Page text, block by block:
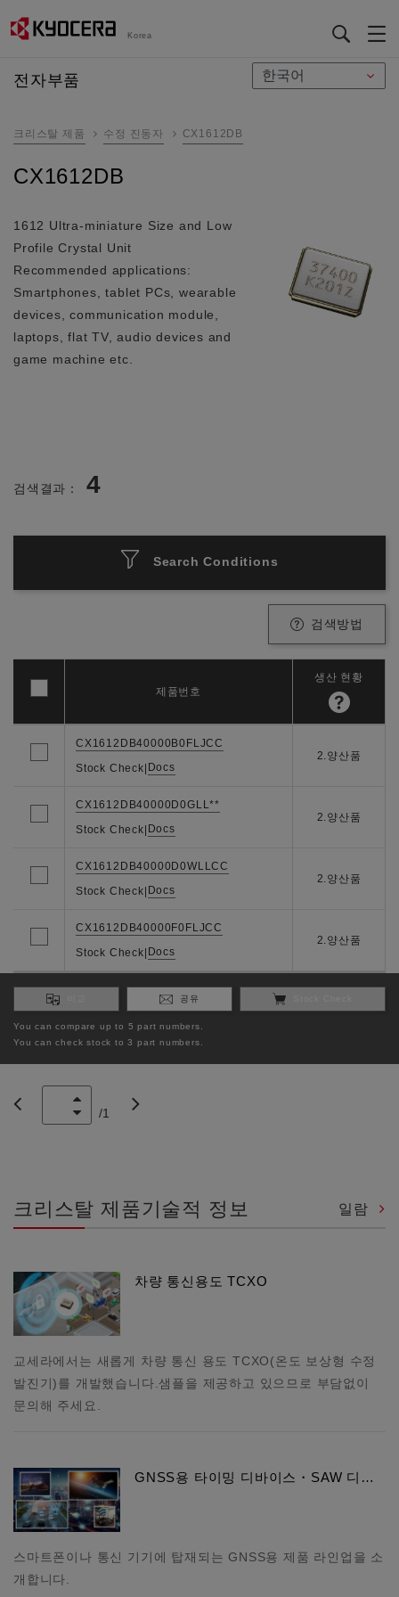
Korea
전자부품
크리스탈 제품 수정 진동자 CX1612DB
CX1612DB
1612 Ultra-miniature Size and Low
Profile Crystal Unit
Recommended applications:
Smartphones, tablet PCs, wearable
devices, communication module,
laptops, flat TV, audio devices and
game machine etc.
검색결과： 4
Search Conditions
검색방법
CX1612DB40000B0FLJCC
Stock Check| Docs
2.양산품
CX1612DB40000D0GLL**
Stock Check| Docs
2.양산품
CX1612DB40000D0WLLCC
Stock Check| Docs
2.양산품
CX1612DB40000F0FLJCC
Stock Check| Docs
2.양산품
제품번호
생산 현황
공유
You can compare up to 5 part numbers.
You can check stock to 3 part numbers.
/1
크리스탈 제품기술적 정보 일람
차량 통신용도 TCXO
교세라에서는 새롭게 차량 통신 용도 TCXO(온도 보상형 수정
발진기)를 개발했습니다.샘플을 제공하고 있으므로 부담없이
문의해 주세요.
GNSS용 타이밍 디바이스・SAW 디…
스마트폰이나 통신 기기에 탑재되는 GNSS용 제품 라인업을 소
개합니다.